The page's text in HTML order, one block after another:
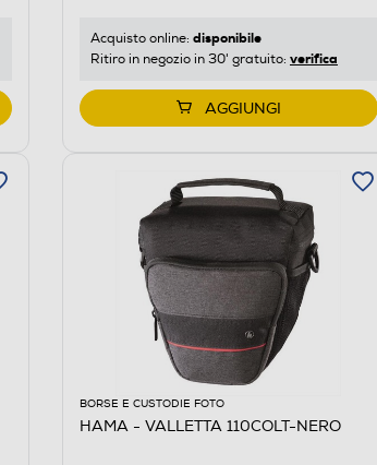
Acquisto online: disponibile
Ritiro in negozio in 30' gratuito: verifica
AGGIUNGI
BORSE E CUSTODIE FOTO
HAMA - VALLETTA 110COLT-NERO